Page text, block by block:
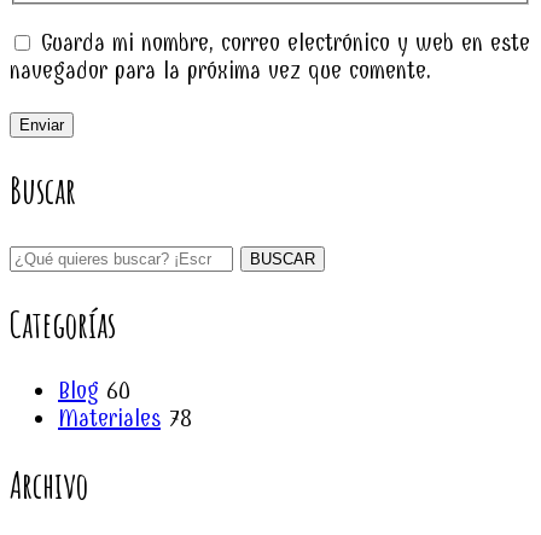
Guarda mi nombre, correo electrónico y web en este
navegador para la próxima vez que comente.
Buscar
BUSCAR
Categorías
Blog 60
Materiales 78
Archivo